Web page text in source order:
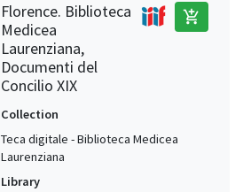
Florence. Biblioteca
Medicea
Laurenziana,
Documenti del
Concilio XIX
add_shopping_cart
Collection
Teca digitale - Biblioteca Medicea
Laurenziana
Library